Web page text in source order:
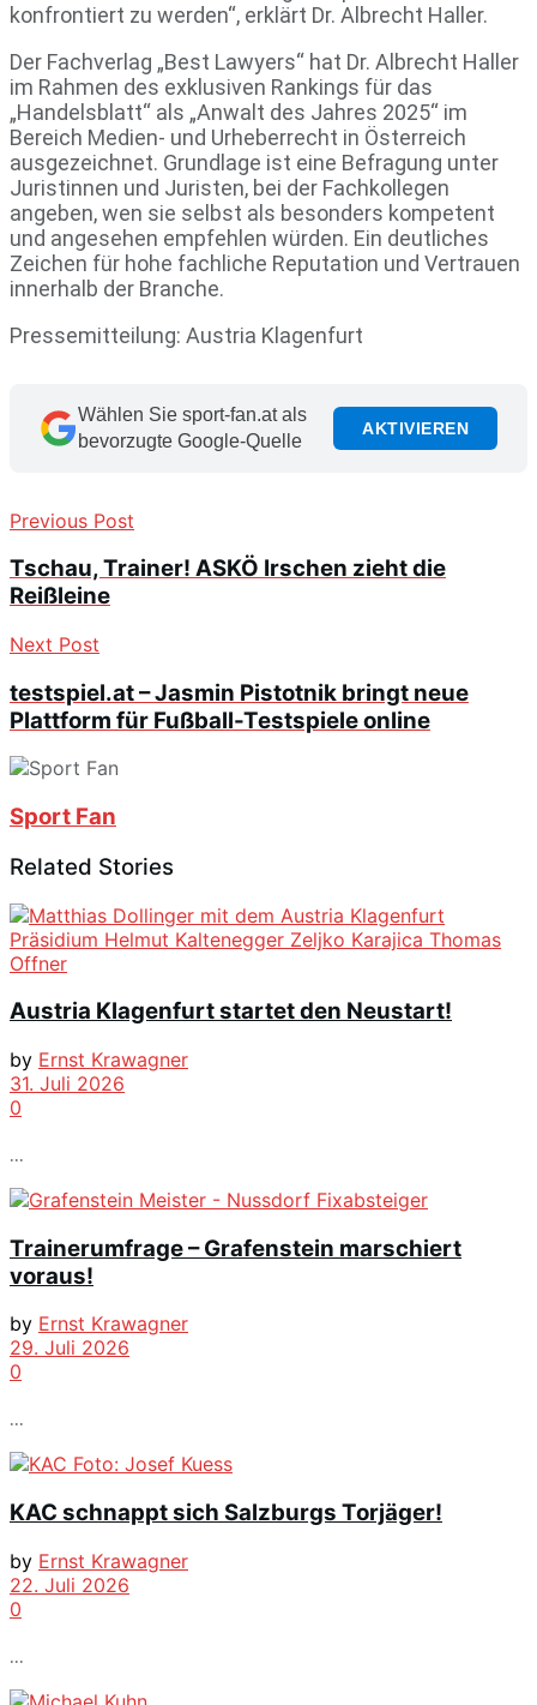
konfrontiert zu werden“, erklärt Dr. Albrecht Haller.
Der Fachverlag „Best Lawyers“ hat Dr. Albrecht Haller
im Rahmen des exklusiven Rankings für das
„Handelsblatt“ als „Anwalt des Jahres 2025“ im
Bereich Medien- und Urheberrecht in Österreich
ausgezeichnet. Grundlage ist eine Befragung unter
Juristinnen und Juristen, bei der Fachkollegen
angeben, wen sie selbst als besonders kompetent
und angesehen empfehlen würden. Ein deutliches
Zeichen für hohe fachliche Reputation und Vertrauen
innerhalb der Branche.
Pressemitteilung: Austria Klagenfurt
Wählen Sie sport-fan.at als
bevorzugte Google-Quelle
AKTIVIEREN
Previous Post
Tschau, Trainer! ASKÖ Irschen zieht die
Reißleine
Next Post
testspiel.at – Jasmin Pistotnik bringt neue
Plattform für Fußball-Testspiele online
Sport Fan
Related Stories
Austria Klagenfurt startet den Neustart!
by Ernst Krawagner
31. Juli 2026
0
...
Trainerumfrage – Grafenstein marschiert
voraus!
by Ernst Krawagner
29. Juli 2026
0
...
KAC schnappt sich Salzburgs Torjäger!
by Ernst Krawagner
22. Juli 2026
0
...